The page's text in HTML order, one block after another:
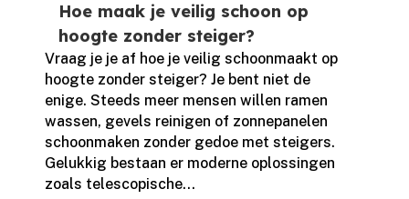
Hoe maak je veilig schoon op
hoogte zonder steiger?
Vraag je je af hoe je veilig schoonmaakt op
hoogte zonder steiger? Je bent niet de
enige.​ Steeds meer mensen willen ramen
wassen, gevels reinigen of zonnepanelen
schoonmaken zonder gedoe met steigers.​
Gelukkig bestaan er moderne oplossingen
zoals telescopische...